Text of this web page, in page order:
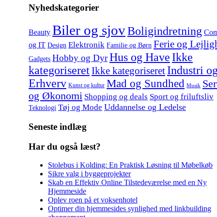
Nyhedskategorier
Beauty Biler og sjovBoligindretning
og IT Design Elektronik Familie og Børn Ferie og
Gadgets Hobby og DyrHus og Have Ikke
kategoriseretIkke kategoriseret Industri og
Erhverv Kunst og kultur Mad og Sundhed Musik
og Økonomi Shopping og deals Sport og friluftsliv
Teknologi Tøj og Mode Uddannelse og Ledelse
Seneste indlæg
Har du også læst?
Stolebus i Kolding: En Praktisk Løsning til Møbelkøb
Sikre valg i byggeprojekter
Skab en Effektiv Online Tilstedeværelse med en Ny
Hjemmeside
Oplev roen på et voksenhotel
Optimer din hjemmesides synlighed med linkbuilding